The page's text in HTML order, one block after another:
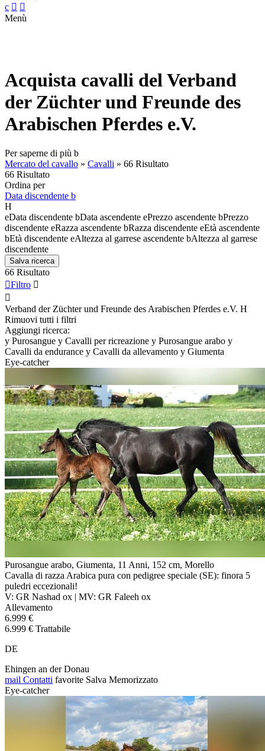
c  
Menù
Acquista cavalli del Verband
der Züchter und Freunde des
Arabischen Pferdes e.V.
Per saperne di più b
Mercato del cavallo » Cavalli » 66 Risultato
66 Risultato
Ordina per
Data discendente b
H
eData discendente bData ascendente ePrezzo ascendente bPrezzo
discendente eRazza ascendente bRazza discendente eEtà ascendente
bEtà discendente eAltezza al garrese ascendente bAltezza al garrese
discendente
Salva ricerca
66 Risultato
Filtro 

Verband der Züchter und Freunde des Arabischen Pferdes e.V. H
Rimuovi tutti i filtri
Aggiungi ricerca:
y Purosangue y Cavalli per ricreazione y Purosangue arabo y
Cavalli da endurance y Cavalli da allevamento y Giumenta
Eye-catcher
Purosangue arabo, Giumenta, 11 Anni, 152 cm, Morello
Cavalla di razza Arabica pura con pedigree speciale (SE): finora 5
puledri eccezionali!
V: GR Nashad ox | MV: GR Faleeh ox
Allevamento
6.999 €
6.999 € Trattabile
DE
Ehingen an der Donau
mail Contatti favorite Salva Memorizzato
Eye-catcher